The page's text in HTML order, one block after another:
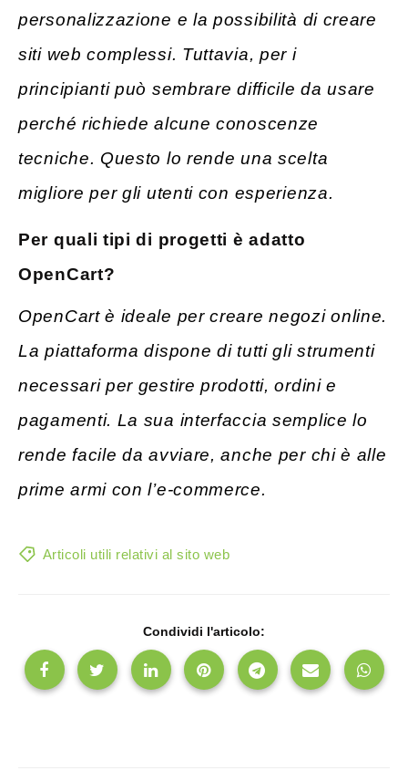
personalizzazione e la possibilità di creare
siti web complessi. Tuttavia, per i
principianti può sembrare difficile da usare
perché richiede alcune conoscenze
tecniche. Questo lo rende una scelta
migliore per gli utenti con esperienza.
Per quali tipi di progetti è adatto
OpenCart?
OpenCart è ideale per creare negozi online.
La piattaforma dispone di tutti gli strumenti
necessari per gestire prodotti, ordini e
pagamenti. La sua interfaccia semplice lo
rende facile da avviare, anche per chi è alle
prime armi con l’e-commerce.
Articoli utili relativi al sito web
Condividi l'articolo: